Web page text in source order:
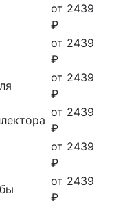
от 2439
₽
от 2439
₽
от 2439
₽
от 2439
₽
от 2439
₽
от 2439
₽